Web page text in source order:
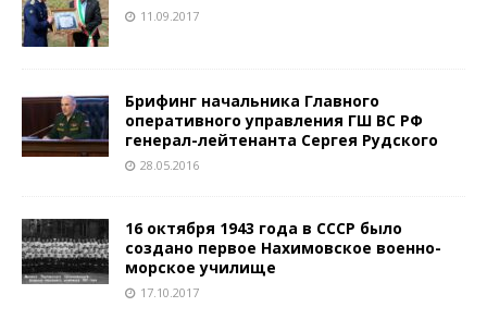
11.09.2017
Брифинг начальника Главного
оперативного управления ГШ ВС РФ
генерал-лейтенанта Сергея Рудского
28.05.2016
16 октября 1943 года в СССР было
создано первое Нахимовское военно-
морское училище
17.10.2017